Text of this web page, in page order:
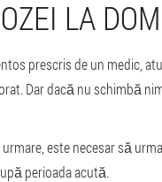
LA
prescris de un medic,
Dar dacă nu schimbă
este necesar să
perioada acută.